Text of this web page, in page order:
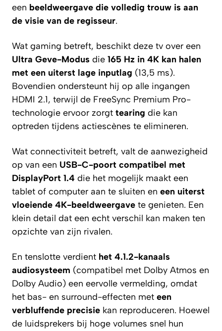
een beeldweergave die volledig trouw is aan
de visie van de regisseur.
Wat gaming betreft, beschikt deze tv over een
Ultra Geve-Modus die 165 Hz in 4K kan halen
met een uiterst lage inputlag (13,5 ms).
Bovendien ondersteunt hij op alle ingangen
HDMI 2.1, terwijl de FreeSync Premium Pro-
technologie ervoor zorgt tearing die kan
optreden tijdens actiescènes te elimineren.
Wat connectiviteit betreft, valt de aanwezigheid
op van een USB-C-poort compatibel met
DisplayPort 1.4 die het mogelijk maakt een
tablet of computer aan te sluiten en een uiterst
vloeiende 4K-beeldweergave te genieten. Een
klein detail dat een echt verschil kan maken ten
opzichte van zijn rivalen.
En tenslotte verdient het 4.1.2-kanaals
audiosysteem (compatibel met Dolby Atmos en
Dolby Audio) een eervolle vermelding, omdat
het bas- en surround-effecten met een
verbluffende precisie kan reproduceren. Hoewel
de luidsprekers bij hoge volumes snel hun